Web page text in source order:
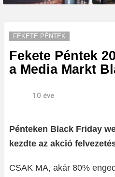
FEKETE PÉNTEK
Fekete Péntek
a Media Markt
10 éve
Pénteken Black Friday
kezdte az akció
CSAK MA, akár 80%